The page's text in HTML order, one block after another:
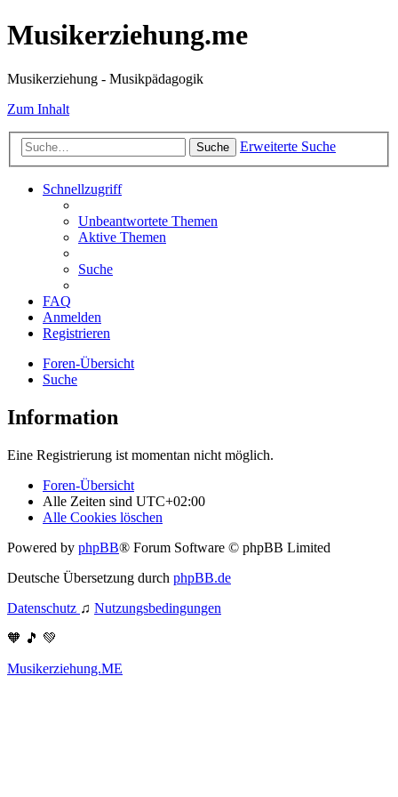
Musikerziehung.me
Musikerziehung - Musikpädagogik
Zum Inhalt
Suche Erweiterte Suche
Schnellzugriff
Unbeantwortete Themen
Aktive Themen
Suche
FAQ
Anmelden
Registrieren
Foren-Übersicht
Suche
Information
Eine Registrierung ist momentan nicht möglich.
Foren-Übersicht
Alle Zeiten sind UTC+02:00
Alle Cookies löschen
Powered by phpBB® Forum Software © phpBB Limited
Deutsche Übersetzung durch phpBB.de
Datenschutz ♫ Nutzungsbedingungen
🧡 🎵 💚
Musikerziehung.ME